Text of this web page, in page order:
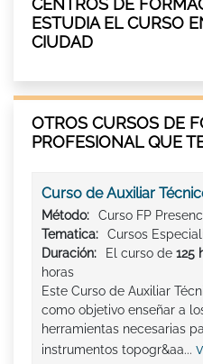
CENTROS DE
ESTUDIA EL CURSO
CIUDAD
OTROS CURSOS DE
PROFESIONAL QUE
Curso de Auxiliar
Método:
Curso FP
Tematica:
Cursos
Duración:
El curso de 125
horas
Este Curso de Auxiliar
como objetivo enseñar a
herramientas necesarias
instrumentos topogr&aa...